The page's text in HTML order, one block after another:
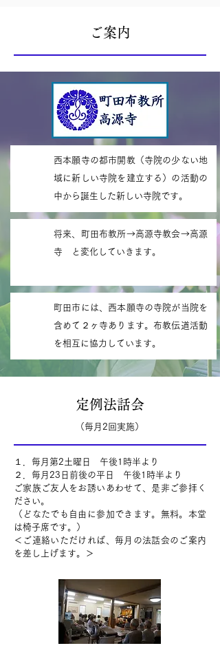
ご案内
西本願寺の都市開教（寺院の少ない地
域に新しい寺院を建立する）の活動の
中から誕生した新しい寺院です。
将来、町田布教所→高源寺教会→高源
寺 と変化していきます。
町田市には、西本願寺の寺院が当院を
含めて２ヶ寺あります。布教伝道活動
を相互に協力しています。
定例法話会
​（毎月2回実施）
１．毎月第2土曜日 午後1時半より
２．毎月23日前後の平日 午後1時半より
ご家族ご友人をお誘いあわせて、是非ご参拝く
ださい。
（どなたでも自由に参加できます。無料。本堂
は椅子席です。）
＜ご連絡いただければ、毎月の法話会のご案内
を差し上げます。＞